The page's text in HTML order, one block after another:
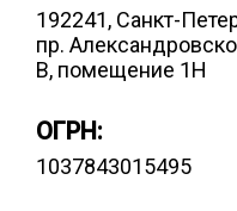
192241, Санкт-
пр.
В, помещение 1Н
ОГРН:
1037843015495